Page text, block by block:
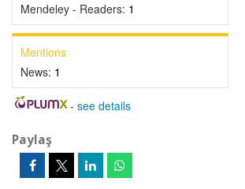
Mendeley - Readers: 1
Mentions
News: 1
- see details
Paylaş